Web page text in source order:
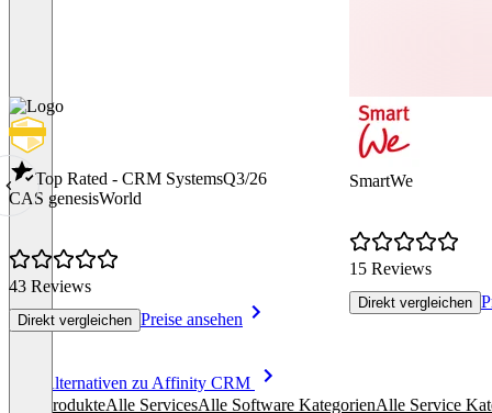
Top Rated - CRM SystemsQ3/26
CAS genesisWorld
43 Reviews
Direkt vergleichen Preise ansehen
SmartWe
15 Reviews
Direkt vergleichen
Alle Alternativen zu Affinity CRM
Alle ProdukteAlle ServicesAlle Software KategorienAlle Service